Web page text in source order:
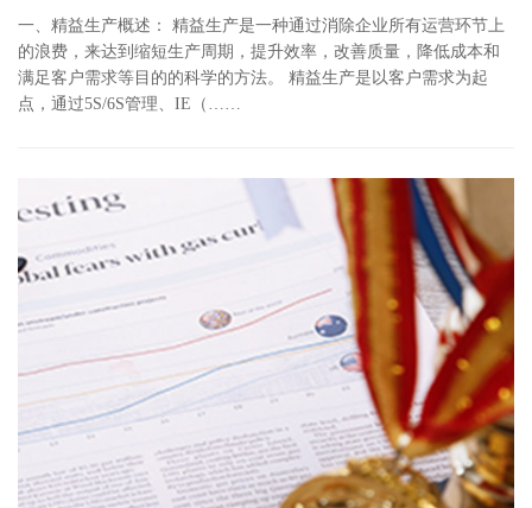
一、精益生产概述： 精益生产是一种通过消除企业所有运营环节上
的浪费，来达到缩短生产周期，提升效率，改善质量，降低成本和
满足客户需求等目的的科学的方法。 精益生产是以客户需求为起
点，通过5S/6S管理、IE（……